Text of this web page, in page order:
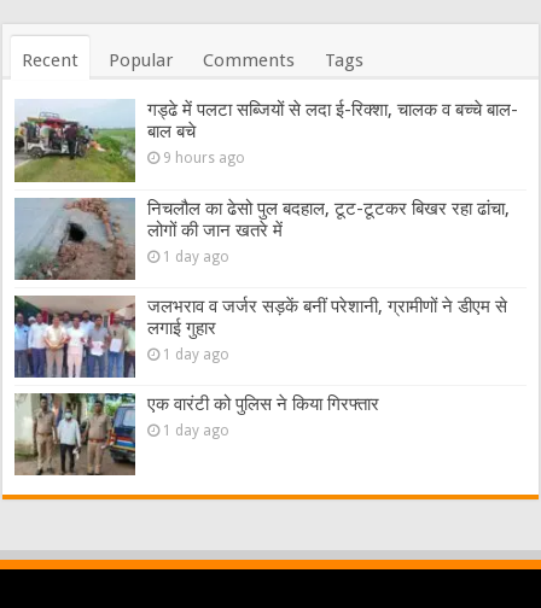
Recent Popular Comments Tags
गड्ढे में पलटा सब्जियों से लदा ई-रिक्शा, चालक व बच्चे बाल-
बाल बचे
9 hours ago
निचलौल का ढेसो पुल बदहाल, टूट-टूटकर बिखर रहा ढांचा,
लोगों की जान खतरे में
1 day ago
जलभराव व जर्जर सड़कें बनीं परेशानी, ग्रामीणों ने डीएम से
लगाई गुहार
1 day ago
एक वारंटी को पुलिस ने किया गिरफ्तार
1 day ago